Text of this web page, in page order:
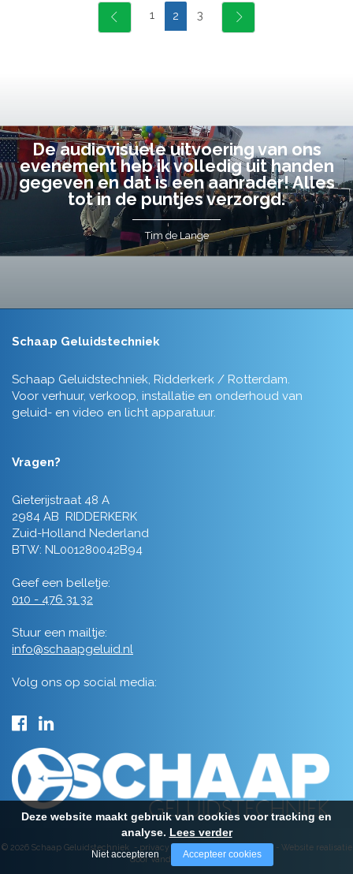
1 2 3
De audiovisuele uitvoering van ons
evenement heb ik volledig uit handen
gegeven en dat is een aanrader! Alles
tot in de puntjes verzorgd.
Tim de Lange
Schaap Geluidstechniek
Schaap Geluidstechniek, Ridderkerk / Rotterdam.
Voor verhuur, verkoop, installatie en onderhoud van
geluid- en video en licht apparatuur.
Vragen?
Gieterijstraat 48 A
2984 AB RIDDERKERK
Zuid-Holland Nederland
BTW: NL001280042B94
Geef een belletje:
010 - 476 31 32
Stuur een mailtje:
info@schaapgeluid.nl
Volg ons op social media:
© 2026 Schaap Geluidstechniek - privacy - algemene voorwaarden- Website realisatie
door Vanderperk Groep
Deze website maakt gebruik van cookies voor tracking en
analyse. Lees verder
Niet accepteren Accepteer cookies